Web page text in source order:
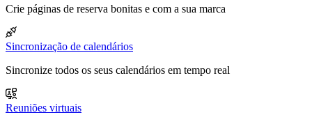
Crie páginas de reserva bonitas e com a sua marca
Sincronização de calendários
Sincronize todos os seus calendários em tempo real
Reuniões virtuais